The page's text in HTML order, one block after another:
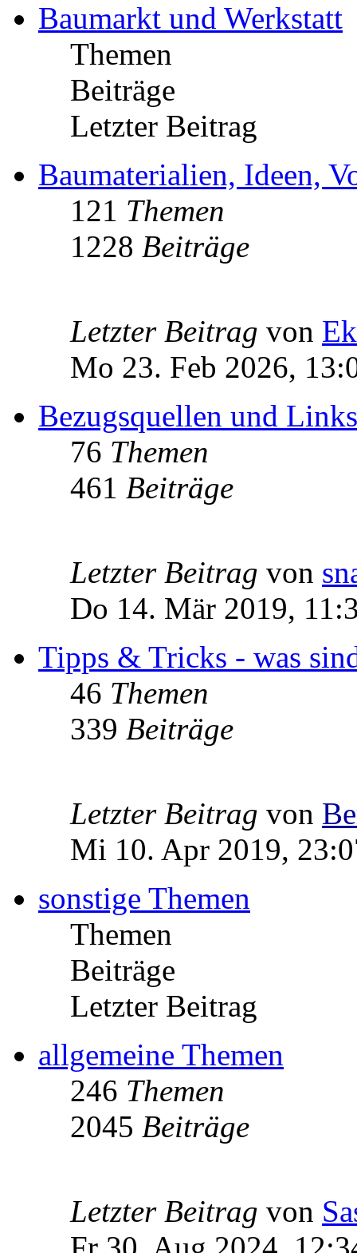
Baumarkt und Werkstatt
Themen
Beiträge
Letzter Beitrag
Baumaterialien, Ideen,
121 Themen
1228 Beiträge
Letzter Beitrag von
Mo 23. Feb 2026,
Bezugsquellen und Links
76 Themen
461 Beiträge
Letzter Beitrag von
Do 14. Mär 2019,
Tipps & Tricks - was
46 Themen
339 Beiträge
Letzter Beitrag von
Mi 10. Apr 2019,
sonstige Themen
Themen
Beiträge
Letzter Beitrag
allgemeine Themen
246 Themen
2045 Beiträge
Letzter Beitrag von